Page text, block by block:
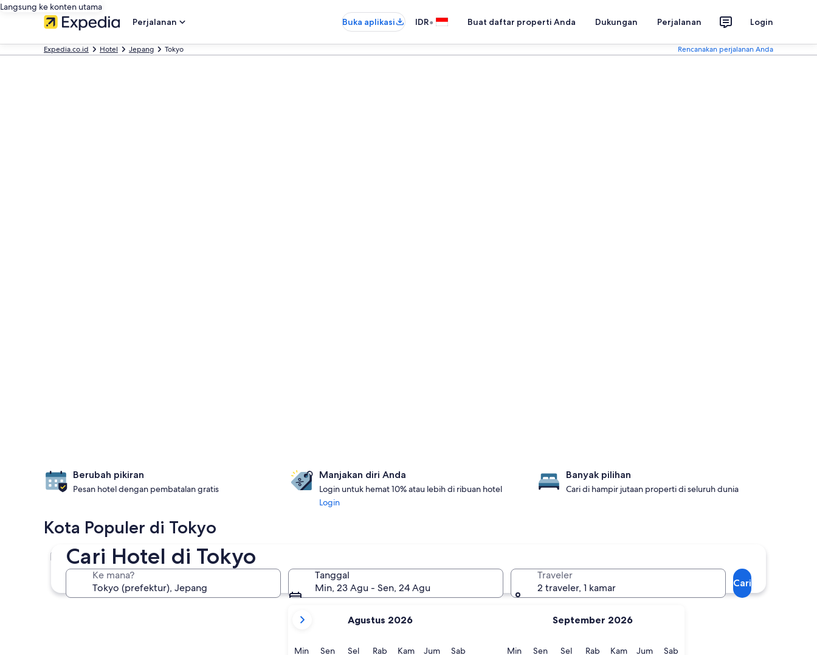
Langsung ke konten utama
Perjalanan
Buka aplikasi IDR• Buat daftar properti Anda Dukungan Perjalanan Login
Expedia.co.id Hotel Jepang Tokyo Rencanakan perjalanan Anda
Cari Hotel di Tokyo
Ke mana?
Tanggal
Min, 23 Agu - Sen, 24 Agu
Anda
ini
Agustus 2026
MinMinggu
SenSenin
SelSelasa
RabRabuKamKamis
JumJumat
SabSabtu
September 2026
MinMinggu
SenSenin
SelSelasa
RabRabuKamKamis
JumJumat
SabSabtu
Traveler
2 traveler, 1 kamar
Cari
Berubah pikiran
Pesan hotel dengan pembatalan gratis
Manjakan diri Anda
Login untuk hemat 10% atau lebih di ribuan hotel
Login
Banyak pilihan
Cari di hampir jutaan properti di seluruh dunia
Kota Populer di Tokyo
Tokyo